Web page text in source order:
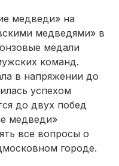
медведи» на
медведями» в
медали
команд.
в напряжении до
успехом
до двух побед
медведи»
все вопросы о
городе.